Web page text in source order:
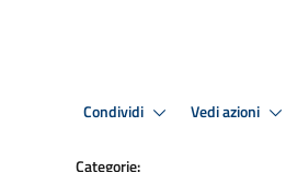
Condividi Vedi azioni
Categorie: